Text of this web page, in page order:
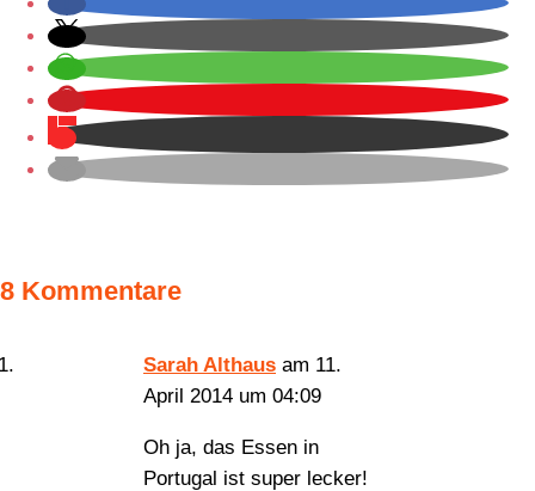
8 Kommentare
Sarah Althaus am 11.
April 2014 um 04:09
Oh ja, das Essen in
Portugal ist super lecker!